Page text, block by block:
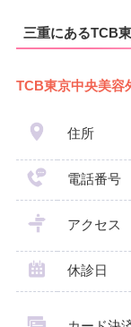
三重にあるTCB
TCB東京中央美容
住所
電話番号
アクセス
休診日